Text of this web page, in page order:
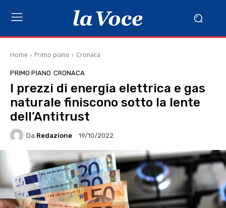
Home Primo piano Cronaca
PRIMO PIANO CRONACA
I prezzi di energia elettrica e gas
naturale finiscono sotto la lente
dell’Antitrust
Da Redazione 19/10/2022